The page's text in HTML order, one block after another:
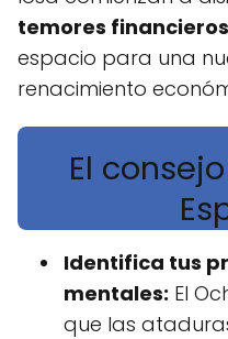
temores financieros
espacio para una
renacimiento
El
Identifica tus
mentales: El
que las